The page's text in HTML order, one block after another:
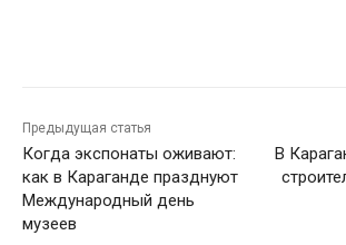
Предыдущая статья
Когда экспонаты оживают:
как в Караганде празднуют
Международный день
музеев
В